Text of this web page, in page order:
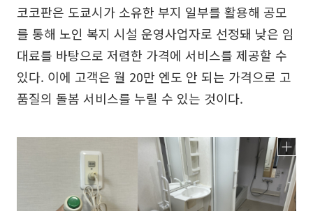
코코판은 도쿄시가 소유한 부지 일부를 활용해 공모
를 통해 노인 복지 시설 운영사업자로 선정돼 낮은 임
대료를 바탕으로 저렴한 가격에 서비스를 제공할 수
있다. 이에 고객은 월 20만 엔도 안 되는 가격으로 고
품질의 돌봄 서비스를 누릴 수 있는 것이다.